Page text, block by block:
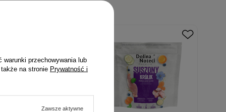
warunki przechowywania lub
na stronie Prywatność i
Zawsze aktywne